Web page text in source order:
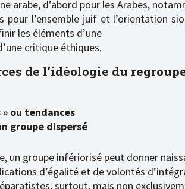
arabe, d’abord pour les Arabes,
pour l’ensemble juif et l’orientation
les éléments d’une
critique éthiques.
de l’idéologie du
» ou tendances
groupe dispersé
un groupe infériorisé peut donner
d’égalité et de volontés
surtout, mais non